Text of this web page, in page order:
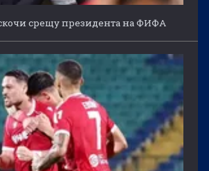
срещу президента на ФИФА